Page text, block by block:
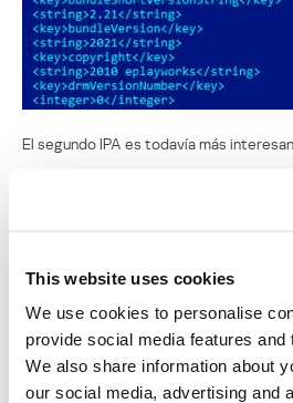
This website uses cookies
We use cookies to personalise
provide social media features and
We also share information about
our social media, advertising and
El segundo IPA es todavía más
Es posible que se haya creado en marzo
con el infame “comeinbaby[.]com”: